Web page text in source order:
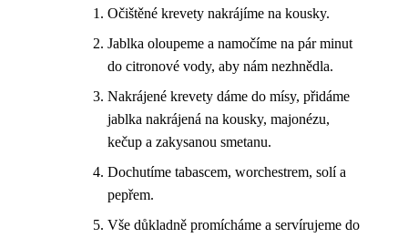
Očištěné krevety nakrájíme na kousky.
Jablka oloupeme a namočíme na pár minut
do citronové vody, aby nám nezhnědla.
Nakrájené krevety dáme do mísy, přidáme
jablka nakrájená na kousky, majonézu,
kečup a zakysanou smetanu.
Dochutíme tabascem, worchestrem, solí a
pepřem.
Vše důkladně promícháme a servírujeme do